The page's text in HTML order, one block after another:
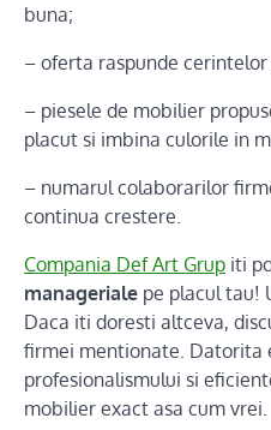
buna;
– oferta raspunde
– piesele de mobilier
placut si imbina culorile in
– numarul colaborarilor
continua crestere.
Compania Def Art Grup iti
manageriale pe placul tau!
Daca iti doresti altceva,
firmei mentionate. Datorita
profesionalismului si
mobilier exact asa cum vrei.